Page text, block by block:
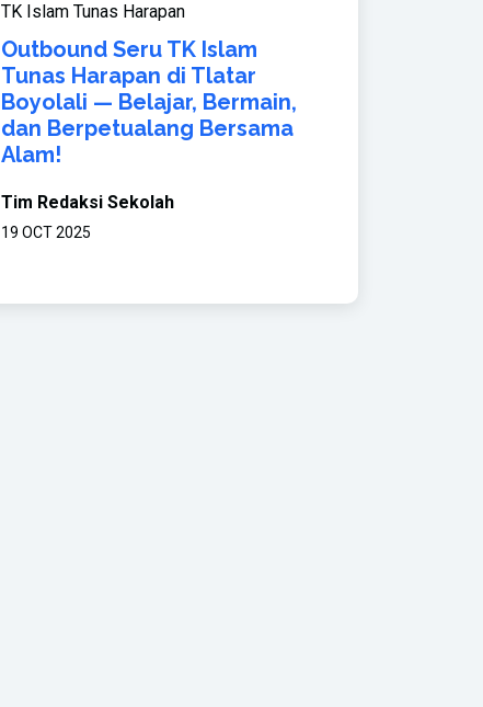
TK Islam Tunas Harapan
Outbound Seru TK Islam
Tunas Harapan di Tlatar
Boyolali — Belajar, Bermain,
dan Berpetualang Bersama
Alam!
Tim Redaksi Sekolah
19 OCT 2025